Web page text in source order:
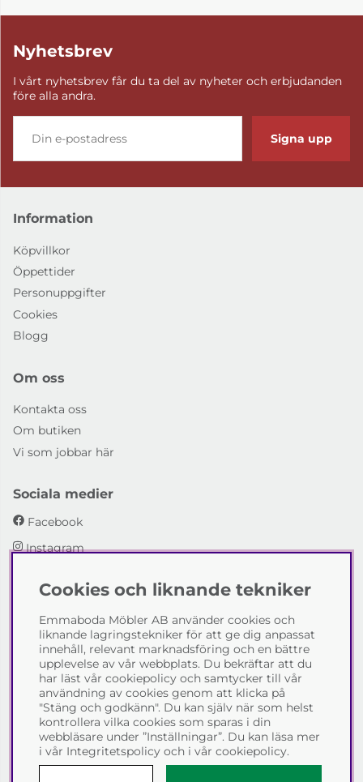
Nyhetsbrev
I vårt nyhetsbrev får du ta del av nyheter och erbjudanden
före alla andra.
Signa upp
Information
Köpvillkor
Öppettider
Personuppgifter
Cookies
Blogg
Om oss
Kontakta oss
Om butiken
Vi som jobbar här
Sociala medier
Facebook
Instagram
Emmaboda Möbler AB
I fyra generationer har vi hjälpt människor att möblera
sina hem och uppfylla sina inredningsdrömmar med
möbeldesign av högsta kvalitet. Vi vill hjälpa just dig att
skapa ditt drömhem - kontakta gärna oss och berätta
hur vi kan hjälpa dig.
Telefon:0471-13690
E-post:info@emmabodamobler.se
Cookies och liknande tekniker
Emmaboda Möbler AB använder cookies och
liknande lagringstekniker för att ge dig anpassat
innehåll, relevant marknadsföring och en bättre
upplevelse av vår webbplats. Du bekräftar att du
har läst vår cookiepolicy och samtycker till vår
användning av cookies genom att klicka på
"Stäng och godkänn". Du kan själv när som helst
kontrollera vilka cookies som sparas i din
webbläsare under ”Inställningar”. Du kan läsa mer
i vår Integritetspolicy och i vår cookiepolicy.